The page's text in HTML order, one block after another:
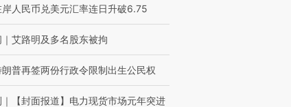
岸人民币兑美元汇率连日升破6.75
｜ 艾路明及多名股东被拘
朗普再签两份行政令限制出生公民权
｜ 【封面报道】电力现货市场元年突进